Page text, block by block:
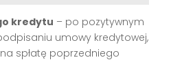
kredytu – po pozytywnym
umowy kredytowej,
spłatę poprzedniego